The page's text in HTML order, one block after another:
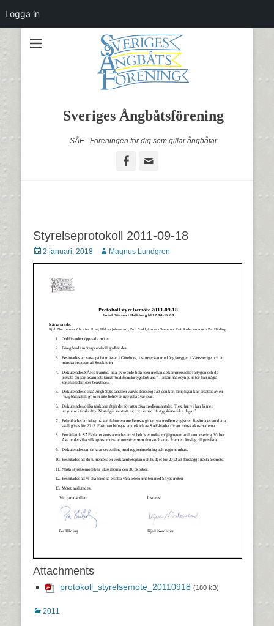
Sveriges Ångbåtsförening
SÅF - Föreningen för dig som gillar ångbåtar
Facebook
Styrelseprotokoll 2011-09-18
Postades
den
2 januari, 2018 Författare
Magnus Lundgren
Attachments
protokoll_styrelsemote_20110918 (180 kB)
Kategorier
2011
Logga in